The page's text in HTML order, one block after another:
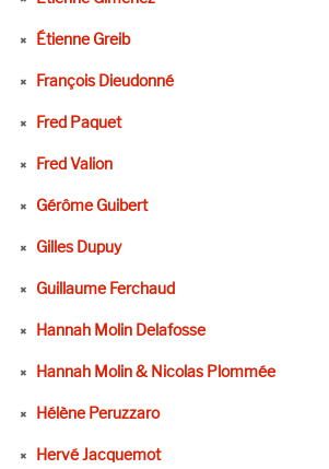
Étienne Greib
François Dieudonné
Fred Paquet
Fred Valion
Gérôme Guibert
Gilles Dupuy
Guillaume Ferchaud
Hannah Molin Delafosse
Hannah Molin & Nicolas Plommée
Hélène Peruzzaro
Hervé Jacquemot